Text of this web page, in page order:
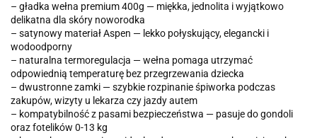
– gładka wełna premium 400g — miękka, jednolita i wyjątkowo
delikatna dla skóry noworodka
– satynowy materiał Aspen — lekko połyskujący, elegancki i
wodoodporny
– naturalna termoregulacja — wełna pomaga utrzymać
odpowiednią temperaturę bez przegrzewania dziecka
– dwustronne zamki — szybkie rozpinanie śpiworka podczas
zakupów, wizyty u lekarza czy jazdy autem
– kompatybilność z pasami bezpieczeństwa — pasuje do gondoli
oraz fotelików 0-13 kg